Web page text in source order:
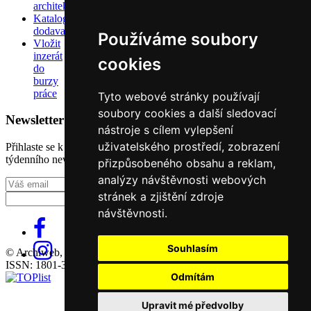
Používáme soubory
cookies
Tyto webové stránky používají
soubory cookies a další sledovací
nástroje s cílem vylepšení
uživatelského prostředí, zobrazení
přizpůsobeného obsahu a reklam,
analýzy návštěvnosti webových
stránek a zjištění zdroje
návštěvnosti.
Souhlasím
Odmítám
Upravit mé předvolby
architektů
Katalog
dodavatelů
Vložit
inzerát
do
burzy
práce
Newsletter
Přihlaste se k odběru našeho pravidelného
týdenního newsletteru:
Fill in „nospam“
© Archiweb, s.r.o. 1997-2026
ISSN: 1801-3902